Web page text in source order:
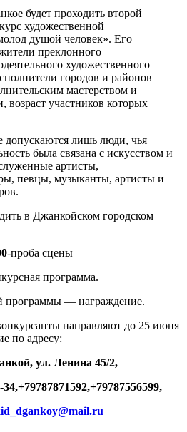
будет проходить второй
художественной
душой человек». Его
преклонного
художественного
городов и районов
мастерством и
возраст участников которых
допускаются лишь люди, чья
была связана с искусством и
артисты,
певцы, музыканты, артисты и
в Джанкойском городском
-проба сцены
программа.
программы — награждение.
направляют до 25 июня
по адресу:
ул. Ленина 45/2,
dgankoy@mail.ru